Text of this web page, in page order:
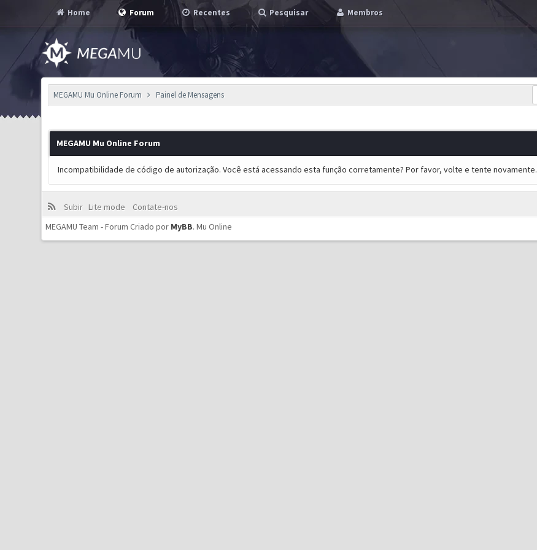
Home Forum Recentes Pesquisar Membros
MEGAMU Mu Online Forum Painel de Mensagens
MEGAMU Mu Online Forum
Incompatibilidade de código de autorização. Você está acessando esta função corretamente? Por favor, volte e tente novamente.
Subir Lite mode
Contate-nos
MEGAMU Team - Forum Criado por MyBB.Mu Online